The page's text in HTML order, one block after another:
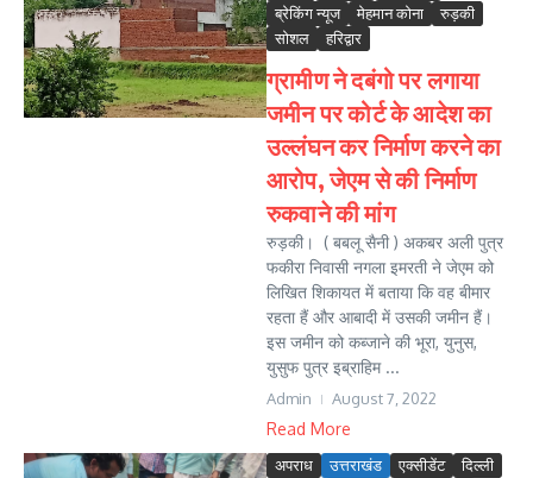
ब्रेकिंग न्यूज
मेहमान कोना
रुड़की
सोशल
हरिद्वार
ग्रामीण ने दबंगो पर लगाया
जमीन पर कोर्ट के आदेश का
उल्लंघन कर निर्माण करने का
आरोप, जेएम से की निर्माण
रुकवाने की मांग
रुड़की। ( बबलू सैनी ) अकबर अली पुत्र
फकीरा निवासी नगला इमरती ने जेएम को
लिखित शिकायत में बताया कि वह बीमार
रहता हैं और आबादी में उसकी जमीन हैं।
इस जमीन को कब्जाने की भूरा, युनुस,
युसुफ पुत्र इब्राहिम ...
Admin August 7, 2022
Read More
अपराध उत्तराखंड एक्सीडेंट
दिल्ली